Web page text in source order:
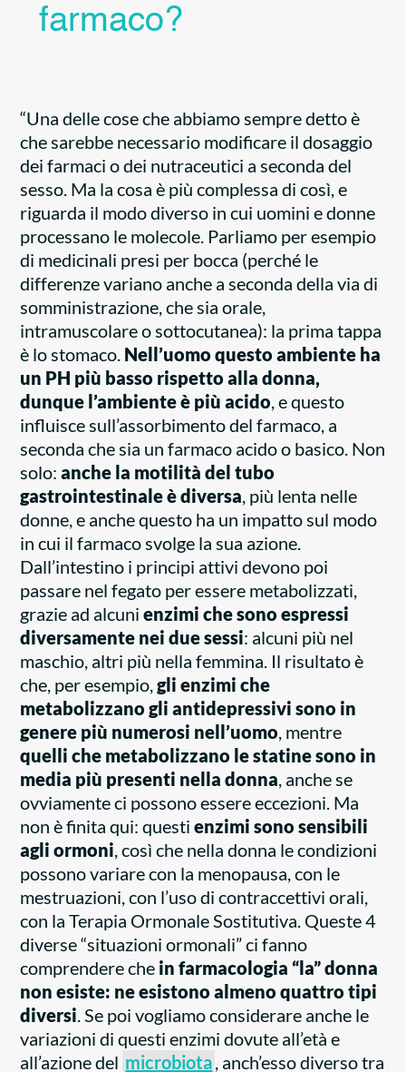
farmaco?
“Una delle cose che abbiamo sempre detto è
che sarebbe necessario modificare il dosaggio
dei farmaci o dei nutraceutici a seconda del
sesso. Ma la cosa è più complessa di così, e
riguarda il modo diverso in cui uomini e donne
processano le molecole. Parliamo per esempio
di medicinali presi per bocca (perché le
differenze variano anche a seconda della via di
somministrazione, che sia orale,
intramuscolare o sottocutanea): la prima tappa
è lo stomaco. Nell’uomo questo ambiente ha
un PH più basso rispetto alla donna,
dunque l’ambiente è più acido, e questo
influisce sull’assorbimento del farmaco, a
seconda che sia un farmaco acido o basico. Non
solo:anche la motilità del tubo
gastrointestinale è diversa, più lenta nelle
donne, e anche questo ha un impatto sul modo
in cui il farmaco svolge la sua azione.
Dall’intestino i principi attivi devono poi
passare nel fegato per essere metabolizzati,
grazie ad alcunienzimi che sono espressi
diversamente nei due sessi: alcuni più nel
maschio, altri più nella femmina. Il risultato è
che, per esempio,gli enzimi che
metabolizzano gli antidepressivi sono in
genere più numerosi nell’uomo, mentre
quelli che metabolizzano le statine sono in
media più presenti nella donna, anche se
ovviamente ci possono essere eccezioni. Ma
non è finita qui: questienzimi sono sensibili
agli ormoni, così che nella donna le condizioni
possono variare con la menopausa, con le
mestruazioni, con l’uso di contraccettivi orali,
con la Terapia Ormonale Sostitutiva. Queste 4
diverse “situazioni ormonali” ci fanno
comprendere che in farmacologia “la” donna
non esiste: ne esistono almeno quattro tipi
diversi. Se poi vogliamo considerare anche le
variazioni di questi enzimi dovute all’età e
all’azione del microbiota, anch’esso diverso tra